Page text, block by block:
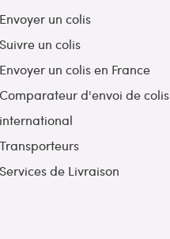
Envoyer un colis
Suivre un colis
Envoyer un colis en France
Comparateur d'envoi de colis
international
Transporteurs
Services de Livraison